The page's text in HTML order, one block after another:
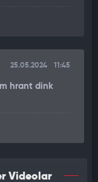
25.05.2024 11:45
hrant dink
Videolar